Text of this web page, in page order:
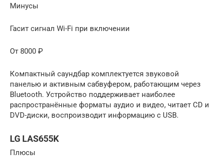
Минусы
Гасит сигнал Wi-Fi при включении
От 8000 ₽
Компактный саундбар комплектуется звуковой
панелью и активным сабвуфером, работающим через
Bluetooth. Устройство поддерживает наиболее
распространённые форматы аудио и видео, читает CD и
DVD-диски, воспроизводит информацию с USB.
LG LAS655K
Плюсы